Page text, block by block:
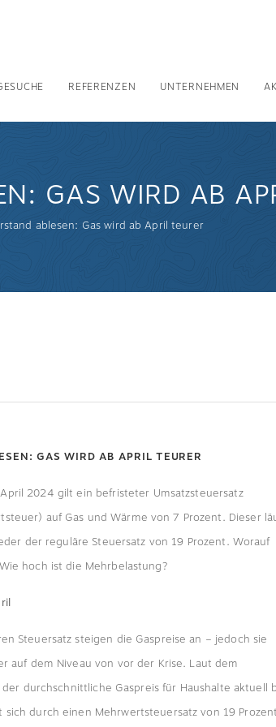
REFERENZEN UNTERNEHMEN
GAS WIRD AB
ablesen: Gas wird ab April teurer
GAS WIRD AB APRIL TEURER
2024 gilt ein befristeter Umsatzsteuersatz
auf Gas und Wärme von 7 Prozent. Dieser
der reguläre Steuersatz von 19 Prozent. Worauf
hoch ist die Mehrbelastung?
Steuersatz steigen die Gaspreise an – jedoch sie
auf dem Niveau von vor der Krise. Laut dem
durchschnittliche Gaspreis für Haushalte aktuell
durch einen Mehrwertsteuersatz von 19 Prozent